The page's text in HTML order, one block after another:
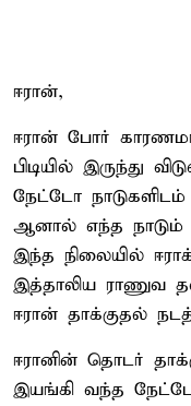
ஈரான்,
ஈரான் போர்
பிடியில் இருந்து
நேட்டோ
ஆனால் எந்த நாடும்
இந்த நிலையில்
இத்தாலிய ராணுவ
ஈரான் தாக்குதல்
ஈரானின் தொடர்
இயங்கி வந்த